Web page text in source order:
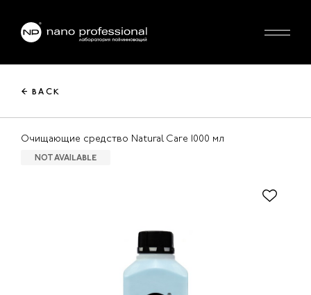
← BACK
Очищающие средство Natural Care 1000 мл
NOT AVAILABLE